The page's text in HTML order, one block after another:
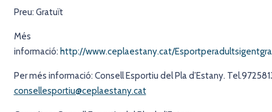
Preu: Gratuït
Més
informació: http://www.ceplaestany.cat/
Per més informació: Consell Esportiu del Pla d’Estany.
consellesportiu@ceplaestany.cat